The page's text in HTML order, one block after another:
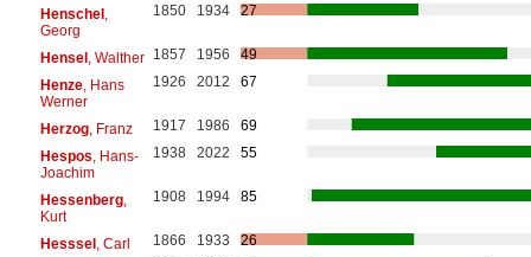
Henschel,
Georg
1850 1934 27
Hensel, Walther 1857 1956
49
Henze, Hans
Werner
1926 2012 67
Herzog, Franz 1917 1986
69
Hespos , Hans-
Joachim
1938 2022 55
Hessenberg,
Kurt
1908 1994 85
Hesssel, Carl 1866 1933
26